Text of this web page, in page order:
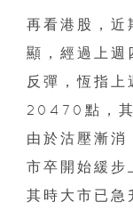
再看港股，近
顯，經過上週
反彈，恆指
20470點，
由於沽壓漸消
市卒開始緩
其時大市已